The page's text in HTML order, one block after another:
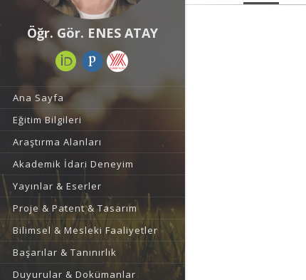
Öğr. Gör. ENES ATAY
Ana Sayfa
Eğitim Bilgileri
Araştırma Alanları
Akademik İdari Deneyim
Yayınlar & Eserler
Proje & Patent & Tasarım
Bilimsel & Mesleki Faaliyetler
Başarılar & Tanınırlık
Duyurular & Dokümanlar